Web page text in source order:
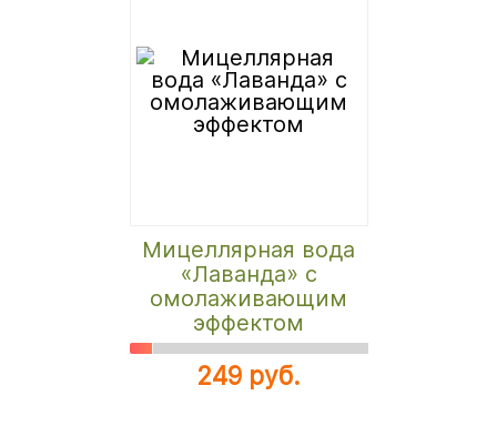
Мицеллярная вода
«Лаванда» с
омолаживающим
эффектом
249 руб.